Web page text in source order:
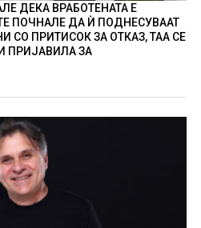
ДЕКА ВРАБОТЕНАТА Е
ПОЧНАЛЕ ДА Ѝ ПОДНЕСУВААТ
ПРИТИСОК ЗА ОТКАЗ, ТАА СЕ
ПРИЈАВИЛА ЗА